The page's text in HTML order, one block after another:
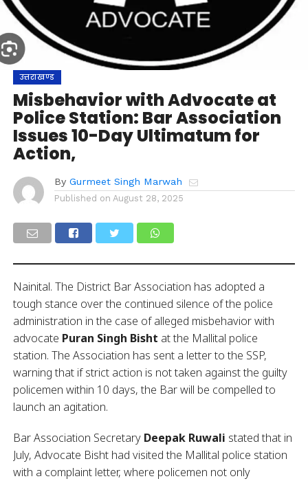
उत्तराखण्ड
Misbehavior with Advocate at
Police Station: Bar Association
Issues 10-Day Ultimatum for
Action,
By Gurmeet Singh Marwah
Published on August 28, 2025
Nainital. The District Bar Association has adopted a
tough stance over the continued silence of the police
administration in the case of alleged misbehavior with
advocate Puran Singh Bisht at the Mallital police
station. The Association has sent a letter to the SSP,
warning that if strict action is not taken against the guilty
policemen within 10 days, the Bar will be compelled to
launch an agitation.
Bar Association Secretary Deepak Ruwali stated that in
July, Advocate Bisht had visited the Mallital police station
with a complaint letter, where policemen not only